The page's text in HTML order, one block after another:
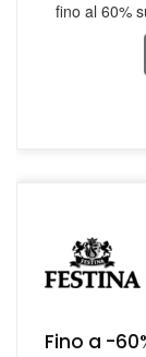
fino al 60%
Fino a -